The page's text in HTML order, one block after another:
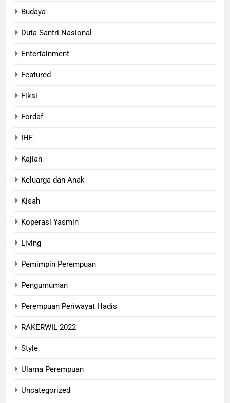
Budaya
Duta Santri Nasional
Entertainment
Featured
Fiksi
Fordaf
IHF
Kajian
Keluarga dan Anak
Kisah
Koperasi Yasmin
Living
Pemimpin Perempuan
Pengumuman
Perempuan Periwayat Hadis
RAKERWIL 2022
Style
Ulama Perempuan
Uncategorized